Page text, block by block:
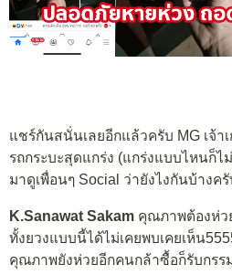
แชร์กันสนั่นเลยอีกแล้วครับ MG เจ้า
รถกระบะสุดแกร่ง (แกร่งแบบไหนก็ไ
มาดูเพื่อนๆ Social ว่ายังไงกันบ้างครั
K.Sanawat Sakam คุณภาพต้องห่ว
ทั้งยวงแบบนี้ได้ไม่เคยพบเคยเห็น
คุณภาพยังห่วยอีกคนกล้าซื้อก็รับกรร